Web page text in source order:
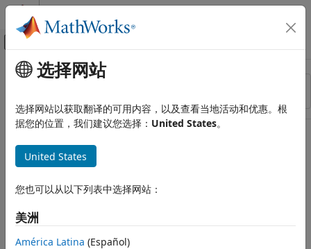
跳到内容
画布外导航菜单切换
资源
状态
主要内容
选择网站
选择网站以获取翻译的可用内容，以及查看当地活动和优惠。根
据您的位置，我们建议您选择： United States。
United States
您也可以从以下列表中选择网站：
美洲
América Latina (Español)